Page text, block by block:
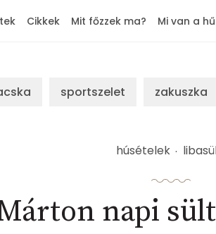
Cikkek Mit főzzek ma? Mi van a
sportszelet zakuszka
húsételek
napi